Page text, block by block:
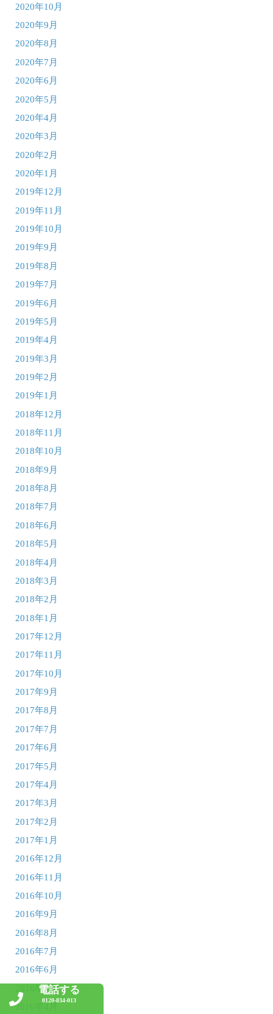
電話する
0120-834-013
2020年10月
2020年9月
2020年8月
2020年7月
2020年6月
2020年5月
2020年4月
2020年3月
2020年2月
2020年1月
2019年12月
2019年11月
2019年10月
2019年9月
2019年8月
2019年7月
2019年6月
2019年5月
2019年4月
2019年3月
2019年2月
2019年1月
2018年12月
2018年11月
2018年10月
2018年9月
2018年8月
2018年7月
2018年6月
2018年5月
2018年4月
2018年3月
2018年2月
2018年1月
2017年12月
2017年11月
2017年10月
2017年9月
2017年8月
2017年7月
2017年6月
2017年5月
2017年4月
2017年3月
2017年2月
2017年1月
2016年12月
2016年11月
2016年10月
2016年9月
2016年8月
2016年7月
2016年6月
2016年5月
2016年4月